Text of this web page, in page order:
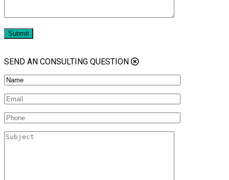
SEND AN CONSULTING QUESTION